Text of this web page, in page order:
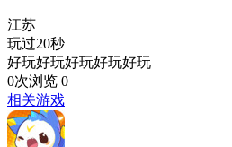
江苏
玩过20秒
好玩好玩好玩好玩好玩
0次浏览 0
相关游戏